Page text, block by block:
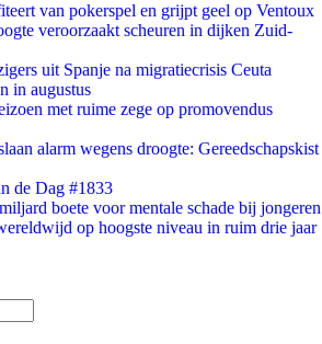
van pokerspel en grijpt geel op Ventoux
veroorzaakt scheuren in dijken Zuid-
uit Spanje na migratiecrisis Ceuta
in augustus
met ruime zege op promovendus
alarm wegens droogte: Gereedschapskist
de Dag #1833
boete voor mentale schade bij jongeren
op hoogste niveau in ruim drie jaar